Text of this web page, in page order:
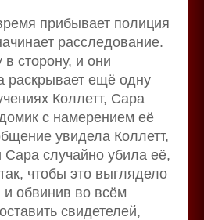
прибывает полиция
расследование.
сторону, и они
раскрывает ещё одну
Коллетт, Сара
с намерением её
увидела Коллетт,
Сара случайно убила её,
чтобы это выглядело
и обвинив во всём
свидетелей,